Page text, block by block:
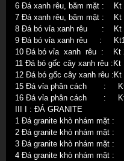
6 Đá xanh rêu, băm mặt : Kt
7 Đá xanh rêu, băm mặt : Kt
8 Đá bó vỉa xanh rêu : Kt
9 Đá bó vỉa xanh rêu : Kt
10 Đá bó vỉa xanh rêu : Kt
11 Đá bó gốc cây xanh rêu :Kt
12 Đá bó gốc cây xanh rêu :Kt
15 Đá vỉa phân cách : Kt
16 Đá vỉa phân cách : Kt
: ĐÁ GRANITE
1 Đá granite khò nhám mặt :
2 Đá granite khò nhám mặt :
3 Đá granite khò nhám mặt :
4 Đá granite khò nhám mặt :